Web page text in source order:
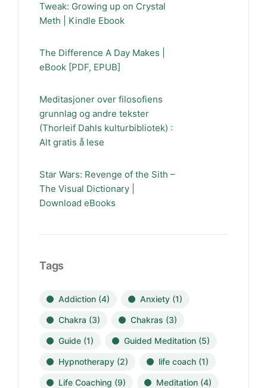
Tweak: Growing up on Crystal
Meth | Kindle Ebook
The Difference A Day Makes |
eBook [PDF, EPUB]
Meditasjoner over filosofiens
grunnlag og andre tekster
(Thorleif Dahls kulturbibliotek) :
Alt gratis å lese
Star Wars: Revenge of the Sith –
The Visual Dictionary |
Download eBooks
Tags
Addiction (4) Anxiety (1)
Chakra (3) Chakras (3)
Guide (1) Guided Meditation (5)
Hypnotherapy (2) life coach (1)
Life Coaching (9) Meditation (4)